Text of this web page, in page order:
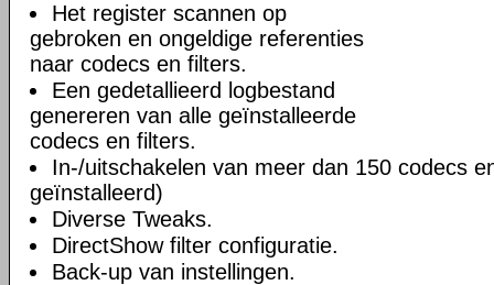
Het register scannen op
gebroken en ongeldige referenties
naar codecs en filters.
Een gedetallieerd logbestand
genereren van alle geïnstalleerde
codecs en filters.
In-/uitschakelen van meer dan 150 codecs
geïnstalleerd)
Diverse Tweaks.
DirectShow filter configuratie.
Back-up van instellingen.